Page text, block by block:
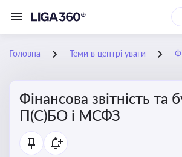
Головна Теми в центрі уваги
Фінансова звітність та
П(С)БО і МСФЗ